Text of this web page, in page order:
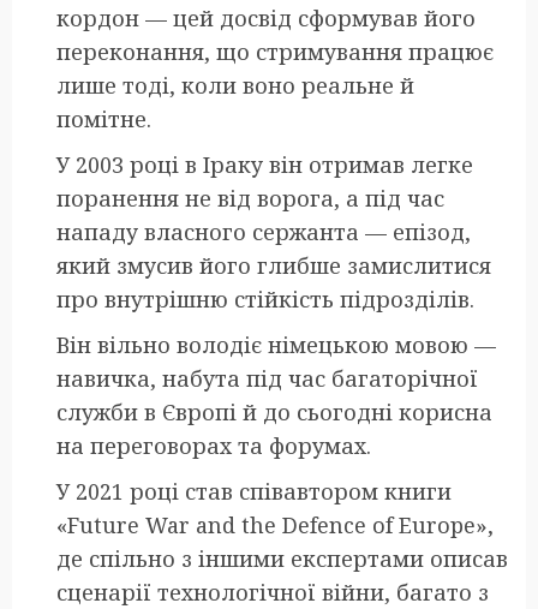
кордон — цей досвід сформував його
переконання, що стримування працює
лише тоді, коли воно реальне й
помітне.
У 2003 році в Іраку він отримав легке
поранення не від ворога, а під час
нападу власного сержанта — епізод,
який змусив його глибше замислитися
про внутрішню стійкість підрозділів.
Він вільно володіє німецькою мовою —
навичка, набута під час багаторічної
служби в Європі й до сьогодні корисна
на переговорах та форумах.
У 2021 році став співавтором книги
«Future War and the Defence of Europe»,
де спільно з іншими експертами описав
сценарії технологічної війни, багато з